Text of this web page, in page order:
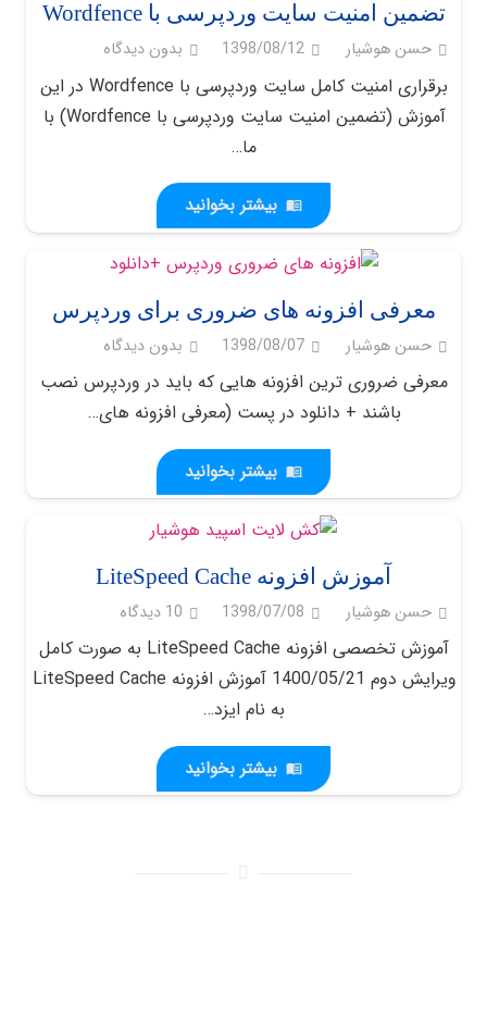
تضمین امنیت سایت وردپرسی با Wordfence
حسن هوشیار 1398/08/12 بدون دیدگاه
برقراری امنیت کامل سایت وردپرسی با Wordfence در این
آموزش (تضمین امنیت سایت وردپرسی با Wordfence) با
ما…
menu_book بیشتر بخوانید
معرفی افزونه های ضروری برای وردپرس
حسن هوشیار 1398/08/07 بدون دیدگاه
معرفی ضروری ترین افزونه هایی که باید در وردپرس نصب
باشند + دانلود در پست (معرفی افزونه های…
menu_book بیشتر بخوانید
آموزش افزونه LiteSpeed Cache
حسن هوشیار 1398/07/08
10 دیدگاه
آموزش تخصصی افزونه LiteSpeed Cache به صورت کامل
ویرایش دوم 1400/05/21 آموزش افزونه LiteSpeed Cache
به نام ایزد…
menu_book بیشتر بخوانید